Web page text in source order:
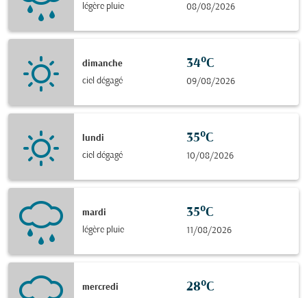
légère pluie
08/08/2026
dimanche
ciel dégagé
34°C
09/08/2026
lundi
ciel dégagé
35°C
10/08/2026
mardi
légère pluie
35°C
11/08/2026
mercredi
28°C